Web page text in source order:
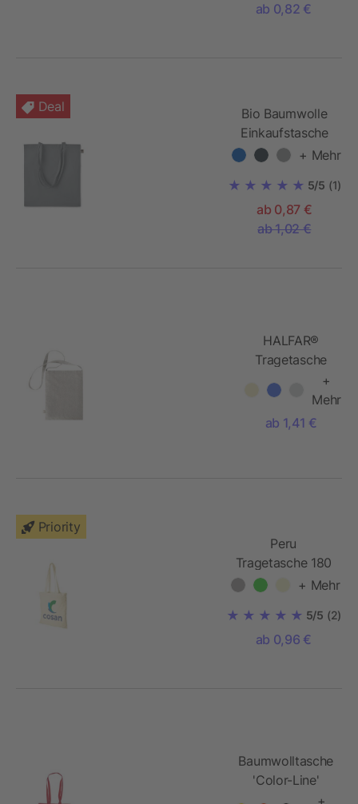
ab 0,82 €
Deal
Bio Baumwolle
Einkaufstasche
verschiedene
+ Mehr
5/5 (1)
ab 0,87 €
ab 1,02 €
HALFAR®
Tragetasche
+
Mehr
ab 1,41 €
Priority
Peru
Tragetasche 180
+ Mehr
5/5 (2)
ab 0,96 €
Baumwolltasche
'Color-Line'
+